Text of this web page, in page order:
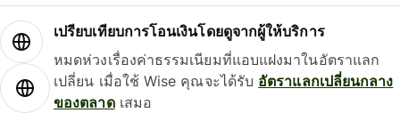
เปรียบเทียบการโอนเงินโดยดูจากผู้ให้บริการ
หมดห่วงเรื่องค่าธรรมเนียมที่แอบแฝงมาในอัตราแลก
เปลี่ยน เมื่อใช้ Wise คุณจะได้รับ อัตราแลกเปลี่ยนกลาง
ของตลาดเสมอ